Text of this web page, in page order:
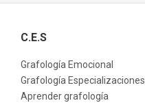
C.E.S
Grafología Emocional
Grafología Especializaciones
Aprender grafología